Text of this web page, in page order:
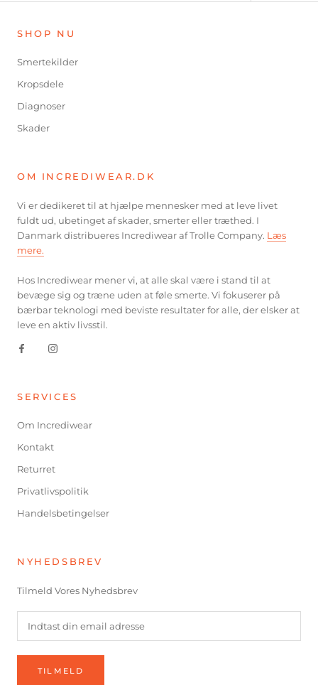
SHOP NU
Smertekilder
Kropsdele
Diagnoser
Skader
OM INCREDIWEAR.DK
Vi er dedikeret til at hjælpe mennesker med at leve livet
fuldt ud, ubetinget af skader, smerter eller træthed. I
Danmark distribueres Incrediwear af Trolle Company. Læs
mere.
Hos Incrediwear mener vi, at alle skal være i stand til at
bevæge sig og træne uden at føle smerte. Vi fokuserer på
bærbar teknologi med beviste resultater for alle, der elsker at
leve en aktiv livsstil.
SERVICES
Om Incrediwear
Kontakt
Returret
Privatlivspolitik
Handelsbetingelser
NYHEDSBREV
Tilmeld Vores Nyhedsbrev
TILMELD